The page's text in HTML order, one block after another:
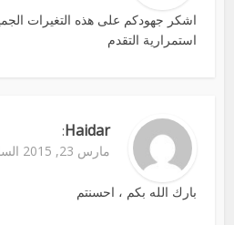
اشكر جهودكم على هذه التغيرات
استمرارية التقدم
Haidar
:
مارس 23, 2015 الساعة 12:17 م
بارك الله بكم ، احسنتم